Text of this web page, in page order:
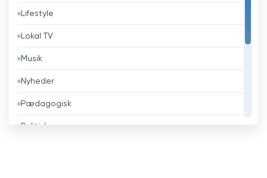
Belarus
Belgien
Belize
Benin
Bhutan
Lifestyle
Lokal TV
Musik
Nyheder
Pædagogisk
Politisk